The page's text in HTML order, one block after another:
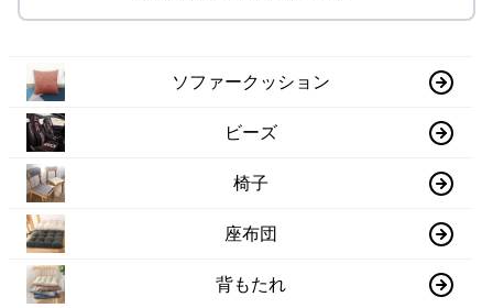
ソファークッション
ビーズ
椅子
座布団
背もたれ